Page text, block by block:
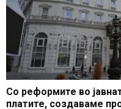
Со реформите во
платите, создаваме